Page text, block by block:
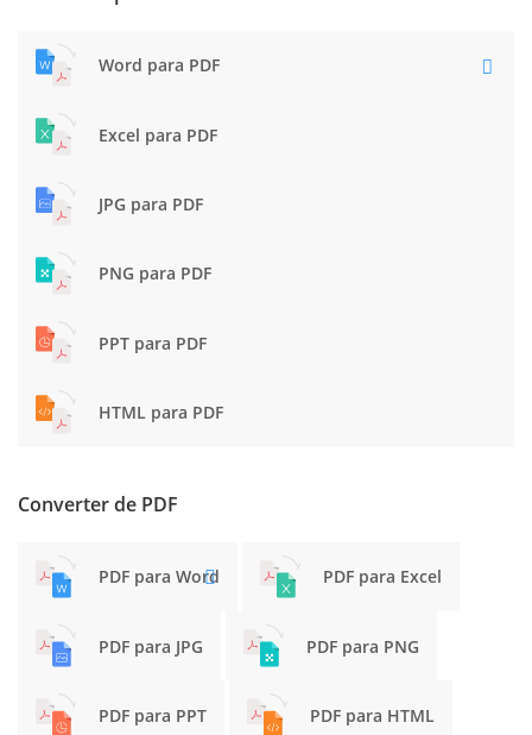
Word para PDF
Excel para PDF
JPG para PDF
PNG para PDF
PPT para PDF
HTML para PDF
Converter de PDF
PDF para Word PDF para Excel
PDF para JPG PDF para PNG
PDF para PPT PDF para HTML